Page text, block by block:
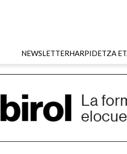
NEWSLETTERHARPIDETZA